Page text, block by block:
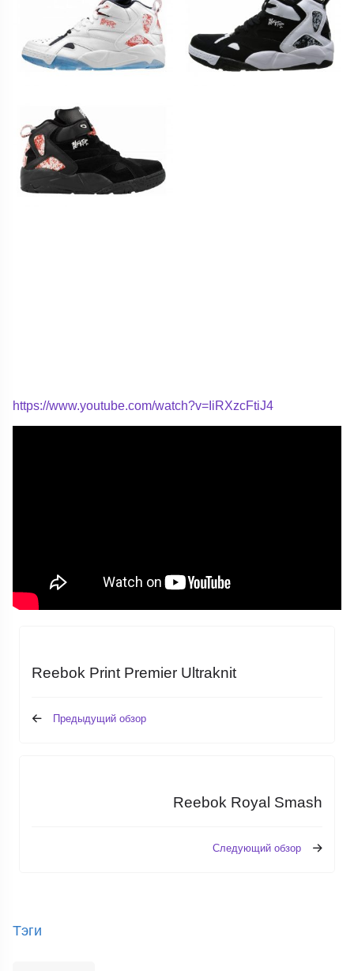
https://www.youtube.com/watch?v=IiRXzcFtiJ4
Reebok Print Premier Ultraknit
Предыдущий обзор
Reebok Royal Smash
Следующий обзор
Тэги